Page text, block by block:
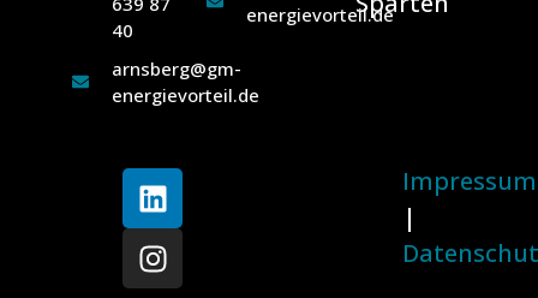
40
arnsberg@gm-
energievorteil.de
energievorteil.de
Impressum
|